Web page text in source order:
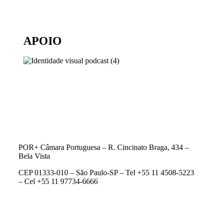
APOIO
POR+ Câmara Portuguesa – R. Cincinato Braga, 434 –
Bela Vista
CEP 01333-010 – São Paulo-SP – Tel +55 11 4508-5223
– Cel +55 11 97734-6666